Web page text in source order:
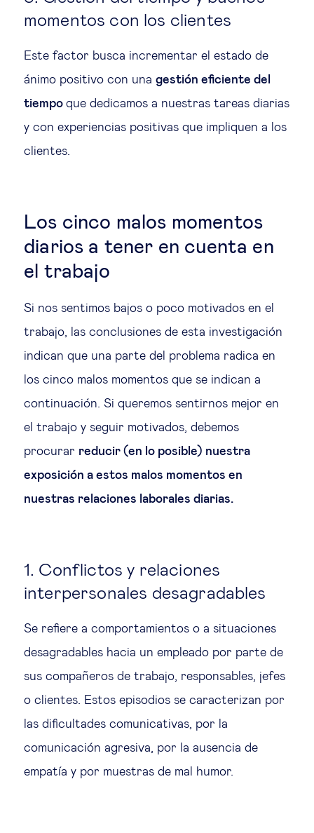
momentos con los clientes
Este factor busca incrementar el estado de
ánimo positivo con una gestión eficiente del
tiempo que dedicamos a nuestras tareas diarias
y con experiencias positivas que impliquen a los
clientes.
Los cinco malos momentos
diarios a tener en cuenta en
el trabajo
Si nos sentimos bajos o poco motivados en el
trabajo, las conclusiones de esta investigación
indican que una parte del problema radica en
los cinco malos momentos que se indican a
continuación. Si queremos sentirnos mejor en
el trabajo y seguir motivados, debemos
procurar reducir (en lo posible) nuestra
exposición a estos malos momentos en
nuestras relaciones laborales diarias.
1. Conflictos y relaciones
interpersonales desagradables
Se refiere a comportamientos o a situaciones
desagradables hacia un empleado por parte de
sus compañeros de trabajo, responsables, jefes
o clientes. Estos episodios se caracterizan por
las dificultades comunicativas, por la
comunicación agresiva, por la ausencia de
empatía y por muestras de mal humor.